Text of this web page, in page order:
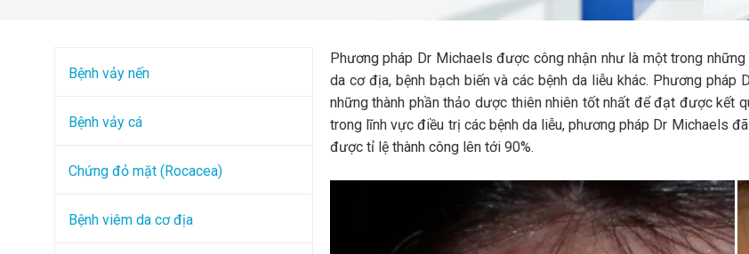
Bệnh vảy nến
Bệnh vảy cá
Chứng đỏ mặt (Rocacea)
Bệnh viêm da cơ địa
Phương pháp Dr Michaels được công nhận như là một trong
da cơ địa, bệnh bạch biến và các bệnh da liễu khác. Phương
những thành phần thảo dược thiên nhiên tốt nhất để đạt được kết
trong lĩnh vực điều trị các bệnh da liễu, phương pháp Dr Michaels
được tỉ lệ thành công lên tới 90%.